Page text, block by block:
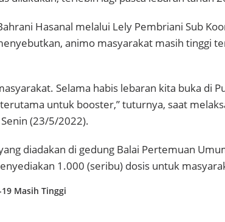
Hasanal melalui Lely Pembriani Sub
animo masyarakat masih tinggi
Selama habis lebaran kita buka di
untuk booster,” tuturnya, saat
(23/5/2022).
diadakan di gedung Balai Pertemuan
1.000 (seribu) dosis untuk
Masih Tinggi